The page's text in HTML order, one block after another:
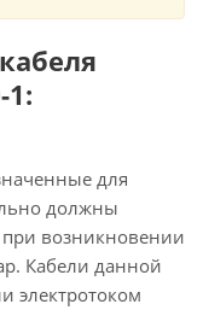
1:
для
должны
при возникновении
Кабели данной
электротоком